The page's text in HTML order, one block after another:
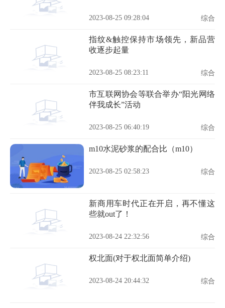
2023-08-25 09:28:04 综合
指纹&触控保持市场领先，新品营
收逐步起量
2023-08-25 08:23:11 综合
市互联网协会等联合举办“阳光网络
伴我成长”活动
2023-08-25 06:40:19 综合
m10水泥砂浆的配合比（m10）
2023-08-25 02:58:23 综合
新商用车时代正在开启，再不懂这
些就out了！
2023-08-24 22:32:56 综合
权北面(对于权北面简单介绍)
2023-08-24 20:44:32 综合